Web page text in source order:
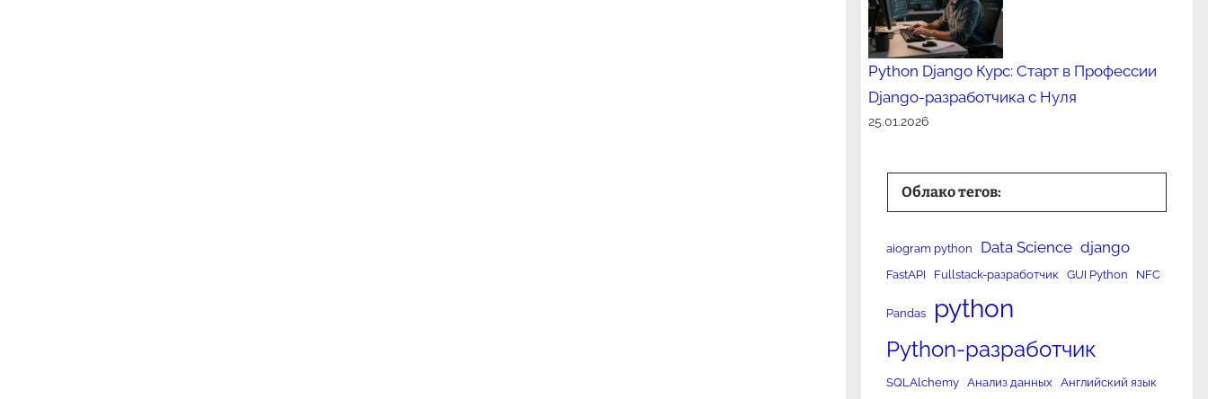
Python Django Курс: Старт в Профессии
Django-разработчика с Нуля
25.01.2026
Облако тегов:
aiogram python Data Science django
FastAPI Fullstack-разработчик GUI Python NFC
Pandas python
Python-разработчик
SQLAlchemy Анализ данных Английский язык